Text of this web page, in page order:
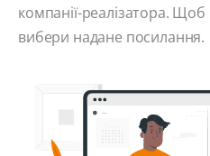
компанії-реалізатора.
вибери надане посилання.